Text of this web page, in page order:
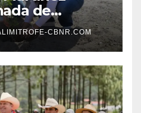
de
el Parque 5
CBNR.COM